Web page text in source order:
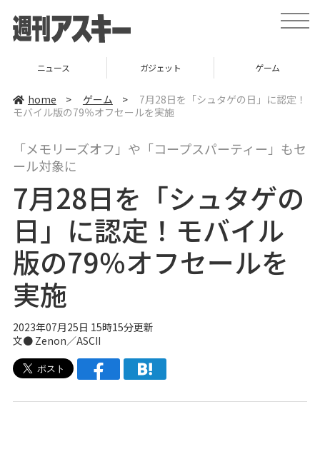
t
o
v
t
ニュース ガジェット ゲーム
home > ゲーム >
7月28日を「シュタゲの日」に認定！
モバイル版の79％オフセールを実施
「メモリーズオフ」や「コープスパーティー」もセ
ール対象に
7月28日を「シュタゲの
日」に認定！モバイル
版の79％オフセールを
実施
2023年07月25日 15時15分更新
文● Zenon／ASCII